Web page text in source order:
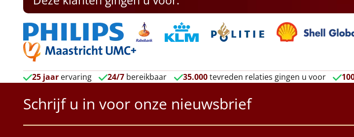
25 jaar ervaring 24/7 bereikbaar 35.000tevreden relaties gingen u voor
Schrijf u in voor onze nieuwsbrief